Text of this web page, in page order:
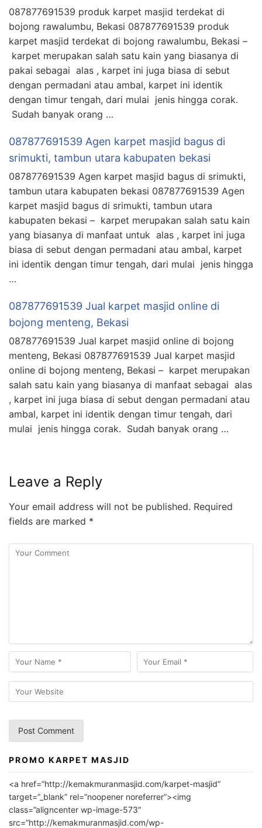
087877691539 produk karpet masjid terdekat di
bojong rawalumbu, Bekasi 087877691539 produk
karpet masjid terdekat di bojong rawalumbu, Bekasi –
karpet merupakan salah satu kain yang biasanya di
pakai sebagai alas , karpet ini juga biasa di sebut
dengan permadani atau ambal, karpet ini identik
dengan timur tengah, dari mulai jenis hingga corak.
Sudah banyak orang …
087877691539 Agen karpet masjid bagus di
srimukti, tambun utara kabupaten bekasi
087877691539 Agen karpet masjid bagus di srimukti,
tambun utara kabupaten bekasi 087877691539 Agen
karpet masjid bagus di srimukti, tambun utara
kabupaten bekasi – karpet merupakan salah satu kain
yang biasanya di manfaat untuk alas , karpet ini juga
biasa di sebut dengan permadani atau ambal, karpet
ini identik dengan timur tengah, dari mulai jenis hingga
…
087877691539 Jual karpet masjid online di
bojong menteng, Bekasi
087877691539 Jual karpet masjid online di bojong
menteng, Bekasi 087877691539 Jual karpet masjid
online di bojong menteng, Bekasi – karpet merupakan
salah satu kain yang biasanya di manfaat sebagai alas
, karpet ini juga biasa di sebut dengan permadani atau
ambal, karpet ini identik dengan timur tengah, dari
mulai jenis hingga corak. Sudah banyak orang …
Leave a Reply
Your email address will not be published. Required
fields are marked *
A
l
r
PROMO KARPET MASJID
<a href=”http://kemakmuranmasjid.com/karpet-masjid”
target=”_blank” rel=”noopener noreferrer”><img
class=”aligncenter wp-image-573″
src=”http://kemakmuranmasjid.com/wp-